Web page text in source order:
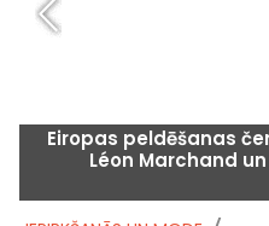
Eiropas peldēšanas
Léon Marchand